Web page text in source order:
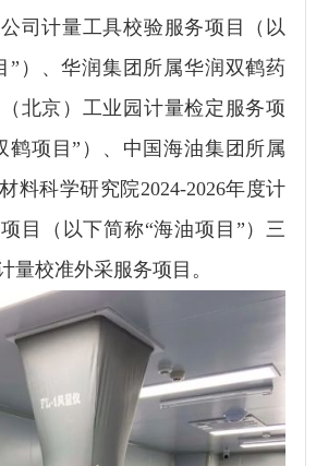
司计量工具校验服务项目（以
”）、华润集团所属华润双鹤药
北京）工业园计量检定服务项
鹤项目”）、中国海油集团所属
料科学研究院2024-2026年度计
目（以下简称“海油项目”）三
量校准外采服务项目。